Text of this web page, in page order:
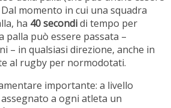
momento in cui una squadra
ha 40 secondidi tempo per
palla può essere passata –
– in qualsiasi direzione, anche in
al rugby per normodotati.
importante: a livello
a ogni atleta un